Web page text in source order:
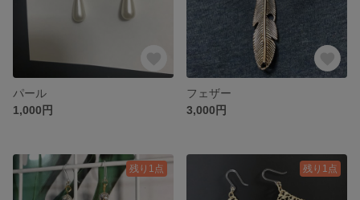
パール
1,000円
フェザー
3,000円
残り1点 残り1点